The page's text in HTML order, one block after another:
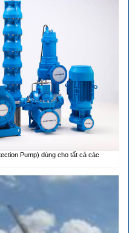
Pump) dùng cho tất cả các